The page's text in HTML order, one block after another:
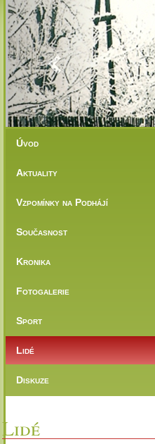
Previous
Úvod
Aktuality
Vzpomínky na Podhájí
Současnost
Kronika
Fotogalerie
Sport
Lidé
Diskuze
Lidé